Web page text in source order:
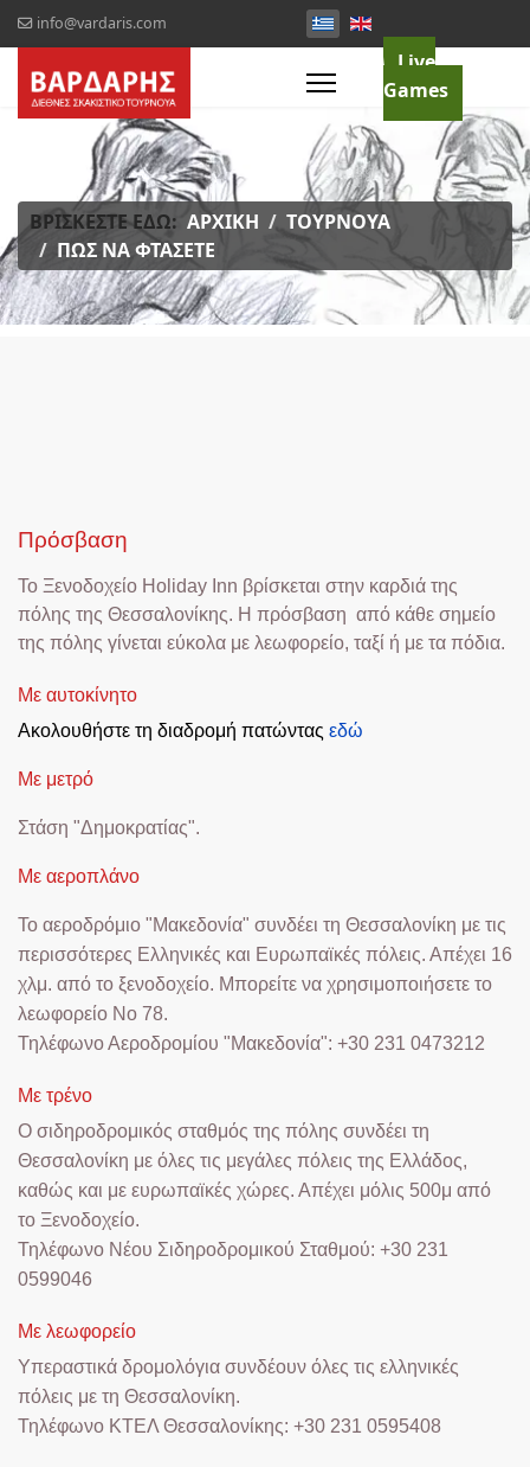
info@vardaris.com
Live
Games
ΒΡΊΣΚΕΣΤΕ ΕΔΏ: ΑΡΧΙΚΉ
ΤΟΥΡΝΟΥΆ
ΠΩΣ ΝΑ ΦΤΆΣΕΤΕ
Πρόσβαση
Το Ξενοδοχείο Holiday Inn βρίσκεται στην καρδιά της
πόλης της Θεσσαλονίκης. Η πρόσβαση από κάθε σημείο
της πόλης γίνεται εύκολα με λεωφορείο, ταξί ή με τα πόδια.
Με αυτοκίνητο
Ακολουθήστε τη διαδρομή πατώντας εδώ
Με μετρό
Στάση "Δημοκρατίας".
Με αεροπλάνο
Το αεροδρόμιο "Μακεδονία" συνδέει τη Θεσσαλονίκη με τις
περισσότερες Ελληνικές και Ευρωπαϊκές πόλεις. Απέχει 16
χλμ. από το ξενοδοχείο. Μπορείτε να χρησιμοποιήσετε το
λεωφορείο Νο 78.
Τηλέφωνο Αεροδρομίου "Μακεδονία": +30 231 0473212
Με τρένο
Ο σιδηροδρομικός σταθμός της πόλης συνδέει τη
Θεσσαλονίκη με όλες τις μεγάλες πόλεις της Ελλάδος,
καθώς και με ευρωπαϊκές χώρες. Απέχει μόλις 500μ από
το Ξενοδοχείο.
Τηλέφωνο Νέου Σιδηροδρομικού Σταθμού: +30 231
0599046
Με λεωφορείο
Υπεραστικά δρομολόγια συνδέουν όλες τις ελληνικές
πόλεις με τη Θεσσαλονίκη.
Τηλέφωνο ΚΤΕΛ Θεσσαλονίκης: +30 231 0595408